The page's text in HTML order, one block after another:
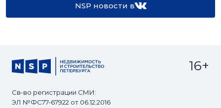
NSP новости в
Св-во регистрации СМИ:
ЭЛ №ФС77-67922 от 06.12.2016
16+